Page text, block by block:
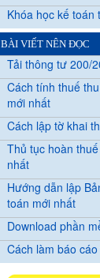
Khóa học kế toán
BÀI VIẾT NÊN ĐỌC
Tải thông tư 200/
Cách tính thuế
mới nhất
Cách lập tờ khai
Thủ tục hoàn
nhất
Hướng dẫn lập
toán mới nhất
Download phần
Cách làm báo